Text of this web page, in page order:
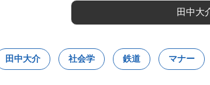
田中大
田中大介 社会学 鉄道 マナー